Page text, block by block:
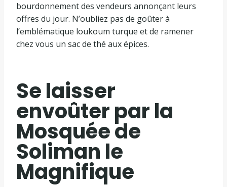
bourdonnement des vendeurs annonçant leurs
offres du jour. N’oubliez pas de goûter à
l’emblématique loukoum turque et de ramener
chez vous un sac de thé aux épices.
Se laisser
envoûter par la
Mosquée de
Soliman le
Magnifique